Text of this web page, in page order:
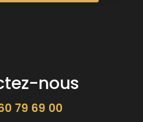
nous
79 69 00